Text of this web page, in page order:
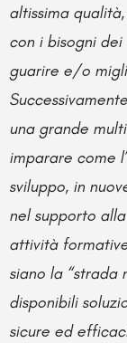
altissima
con i bisogni
guarire e/o
una grande
imparare come
sviluppo, in
nel supporto
attività
siano la “strada
disponibili
sicure ed